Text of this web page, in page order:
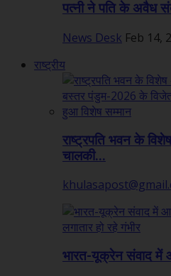
पत्नी ने पति के अवैध
News Desk Feb 14,
राष्ट्रीय
राष्ट्रपति भवन के
चालकी...
भारत-यूक्रेन संवाद